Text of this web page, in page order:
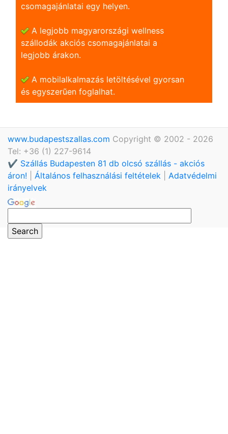
csomagajánlatai egy helyen.
A legjobb magyarországi wellness
szállodák akciós csomagajánlatai a
legjobb árakon.
A mobilalkalmazás letöltésével gyorsan
és egyszerũen foglalhat.
www.budapestszallas.com Copyright © 2002 - 2026
Tel: +36 (1) 227-9614
✔️ Szállás Budapesten 81 db olcsó szállás - akciós
áron!
Általános felhasználási feltételek
Adatvédelmi
irányelvek